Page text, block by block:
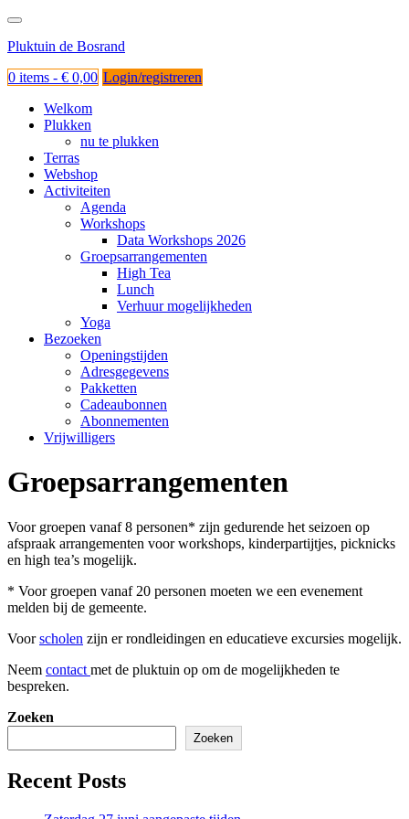
Ga
de
Pluktuin de Bosrand
0 items - € 0,00 Login/registreren
Welkom
Plukken
nu te plukken
Terras
Webshop
Activiteiten
Agenda
Workshops
Data Workshops 2026
Groepsarrangementen
High Tea
Lunch
Verhuur mogelijkheden
Yoga
Bezoeken
Openingstijden
Adresgegevens
Pakketten
Cadeaubonnen
Abonnementen
Vrijwilligers
Groepsarrangementen
Voor groepen vanaf 8 personen* zijn gedurende het seizoen op
afspraak arrangementen voor workshops, kinderpartijtjes, picknicks
en high tea’s mogelijk.
* Voor groepen vanaf 20 personen moeten we een evenement
melden bij de gemeente.
Voorscholen zijn er rondleidingen en educatieve excursies mogelijk.
Neem contact met de pluktuin op om de mogelijkheden te
bespreken.
Zoeken
Zoeken
Recent Posts